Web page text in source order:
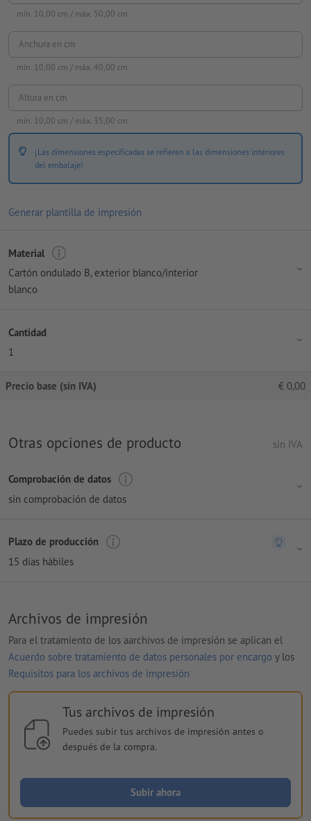
mín. 10,00 cm / máx. 50,00 cm
Anchura en cm
mín. 10,00 cm / máx. 40,00 cm
Altura en cm
mín. 10,00 cm / máx. 35,00 cm
¡Las dimensiones especificadas se refieren a las dimensiones interiores
del embalaje!
Generar plantilla de impresión
Material
Cartón ondulado B, exterior blanco/interior
blanco
Cantidad
1
Precio base (sin IVA) € 0,00
Otras opciones de producto sin IVA
Comprobación de datos
sin comprobación de datos
Plazo de producción
15 días hábiles
Archivos de impresión
Para el tratamiento de los aarchivos de impresión se aplican el
Acuerdo sobre tratamiento de datos personales por encargo y los
Requisitos para los archivos de impresión
Tus archivos de impresión
Puedes subir tus archivos de impresión antes o
después de la compra.
Subir ahora